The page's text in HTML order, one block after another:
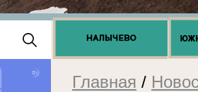
Главная /